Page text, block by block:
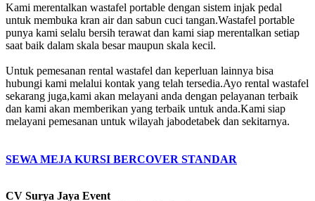
Kami merentalkan wastafel portable dengan sistem injak pedal
untuk membuka kran air dan sabun cuci tangan.Wastafel portable
punya kami selalu bersih terawat dan kami siap merentalkan setiap
saat baik dalam skala besar maupun skala kecil.
Untuk pemesanan rental wastafel dan keperluan lainnya bisa
hubungi kami melalui kontak yang telah tersedia.Ayo rental wastafel
sekarang juga,kami akan melayani anda dengan pelayanan terbaik
dan kami akan memberikan yang terbaik untuk anda.Kami siap
melayani pemesanan untuk wilayah jabodetabek dan sekitarnya.
SEWA MEJA KURSI BERCOVER STANDAR
CV Surya Jaya Event